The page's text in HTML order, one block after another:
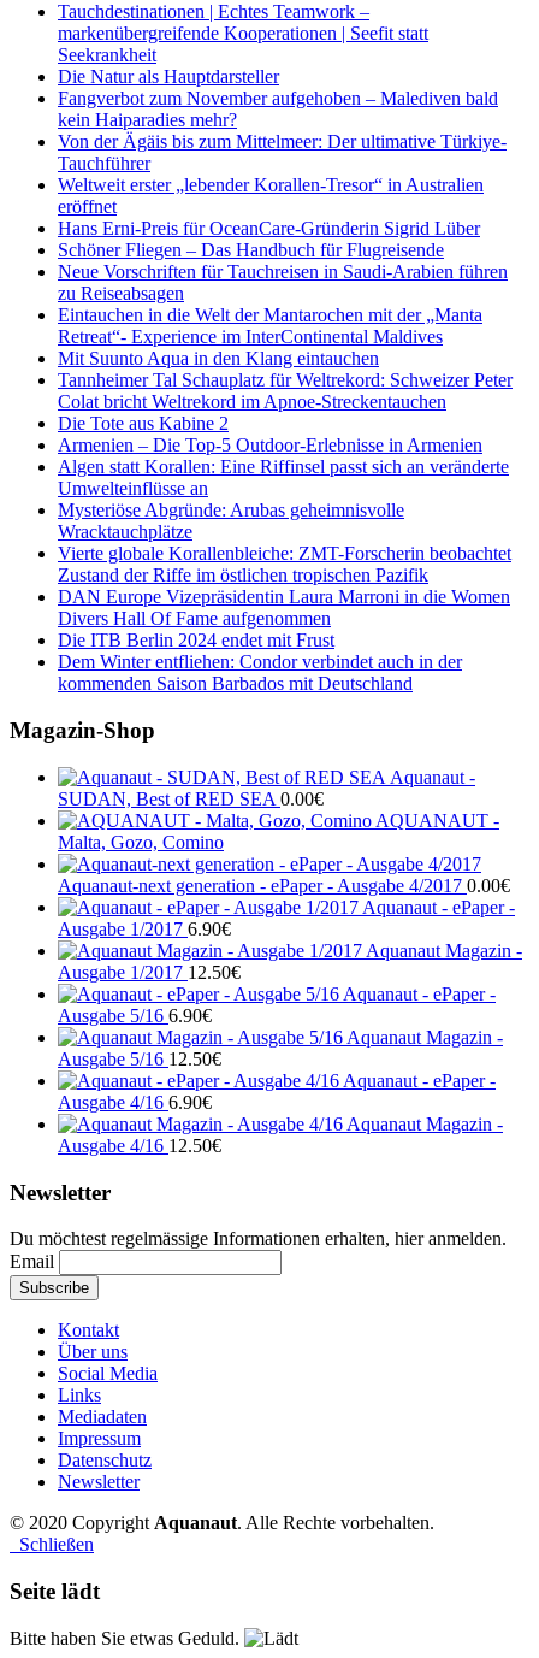
Tauchdestinationen | Echtes Teamwork –
markenübergreifende Kooperationen | Seefit statt
Seekrankheit
Die Natur als Hauptdarsteller
Fangverbot zum November aufgehoben – Malediven bald
kein Haiparadies mehr?
Von der Ägäis bis zum Mittelmeer: Der ultimative Türkiye-
Tauchführer
Weltweit erster „lebender Korallen-Tresor“ in Australien
eröffnet
Hans Erni-Preis für OceanCare-Gründerin Sigrid Lüber
Schöner Fliegen – Das Handbuch für Flugreisende
Neue Vorschriften für Tauchreisen in Saudi-Arabien führen
zu Reiseabsagen
Eintauchen in die Welt der Mantarochen mit der „Manta
Retreat“- Experience im InterContinental Maldives
Mit Suunto Aqua in den Klang eintauchen
Tannheimer Tal Schauplatz für Weltrekord: Schweizer Peter
Colat bricht Weltrekord im Apnoe-Streckentauchen
Die Tote aus Kabine 2
Armenien – Die Top-5 Outdoor-Erlebnisse in Armenien
Algen statt Korallen: Eine Riffinsel passt sich an veränderte
Umwelteinflüsse an
Mysteriöse Abgründe: Arubas geheimnisvolle
Wracktauchplätze
Vierte globale Korallenbleiche: ZMT-Forscherin beobachtet
Zustand der Riffe im östlichen tropischen Pazifik
DAN Europe Vizepräsidentin Laura Marroni in die Women
Divers Hall Of Fame aufgenommen
Die ITB Berlin 2024 endet mit Frust
Dem Winter entfliehen: Condor verbindet auch in der
kommenden Saison Barbados mit Deutschland
Magazin-Shop
Aquanaut -
SUDAN, Best of RED SEA 0.00€
AQUANAUT -
Malta, Gozo, Comino
Aquanaut-next generation - ePaper - Ausgabe 4/2017 0.00€
Aquanaut - ePaper -
Ausgabe 1/2017 6.90€
Aquanaut Magazin -
Ausgabe 1/2017 12.50€
Aquanaut - ePaper -
Ausgabe 5/16 6.90€
Aquanaut Magazin -
Ausgabe 5/16 12.50€
Aquanaut - ePaper -
Ausgabe 4/16 6.90€
Aquanaut Magazin -
Ausgabe 4/16 12.50€
Newsletter
Du möchtest regelmässige Informationen erhalten, hier anmelden.
Email
Kontakt
Über uns
Social Media
Links
Mediadaten
Impressum
Datenschutz
Newsletter
© 2020 Copyright Aquanaut. Alle Rechte vorbehalten.
Schließen
Seite lädt
Bitte haben Sie etwas Geduld.